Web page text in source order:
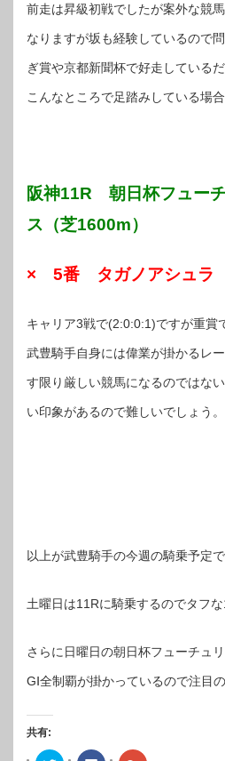
前走は昇級初戦でしたが案外な競
なりますが坂も経験しているので
ぎ賞や京都新聞杯で好走している
こんなところで足踏みしている場
阪神11R 朝日杯フュー
ス（芝1600m）
× 5番 タガノアシュラ
キャリア3戦で(2:0:0:1)ですが重賞
武豊騎手自身には偉業が掛かるレ
す限り厳しい競馬になるのではな
い印象があるので難しいでしょう。
以上が武豊騎手の今週の騎乗予定で
土曜日は11Rに騎乗するのでタフな
さらに日曜日の朝日杯フューチュ
GⅠ全制覇が掛かっているので注目
共有: